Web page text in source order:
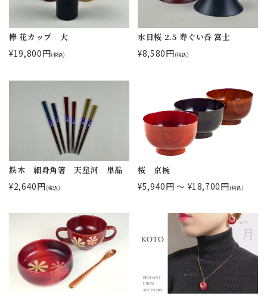
欅 花カップ 大
¥19,800円(税込)
水目桜 2.5 寿ぐい呑 富士
¥8,580円(税込)
鉄木 細身角箸 天星河 単品
¥2,640円(税込)
桜 京椀
¥5,940円 ～ ¥18,700円(税込)